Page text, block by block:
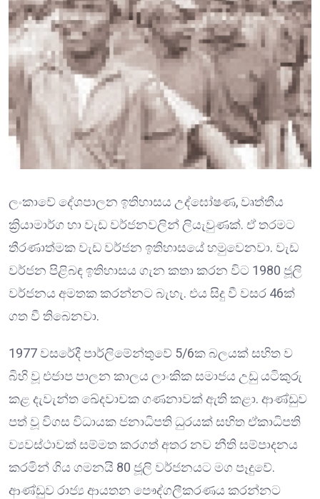
ලංකාවේ දේශපාලන ඉතිහාසය උද්ඝෝෂණ, වෘත්තීය
ක්‍රියාමාර්ග හා වැඩ වර්ජනවලින් ලියැවුණක්. ඒ තරමට
තීරණාත්මක වැඩ වර්ජන ඉතිහාසයේ හමුවෙනවා. වැඩ
වර්ජන පිළිබඳ ඉතිහාසය ගැන කතා කරන විට 1980 ජූලි
වර්ජනය අමතක කරන්නට බැහැ. එය සිදු වී වසර 46ක්
ගත වී තිබෙනවා.
1977 වසරේදී පාර්ලිමේන්තුවේ 5/6ක බලයක් සහිත ව
බිහි වූ එජාප පාලන කාලය ලාංකික සමාජය උඩු යටිකුරු
කළ දැවැන්ත ඛේදවාචක ගණනාවක් ඇති කළා. ආණ්ඩුව
පත් වූ විගස විධායක ජනාධිපති ධුරයක් සහිත ඒකාධිපති
ව්‍යවස්ථාවක් සම්මත කරගත් අතර නව නීති සම්පාදනය
කරමින් ගිය ගමනයි 80 ජූලි වර්ජනයට මග පෑදුවේ.
ආණ්ඩුව රාජ්‍ය ආයතන පෞද්ගලීකරණය කරන්නට